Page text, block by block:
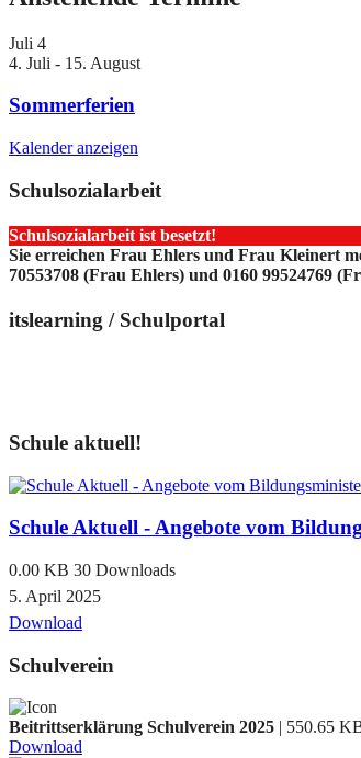
Juli 4
4. Juli - 15. August
Sommerferien
Kalender anzeigen
Schulsozialarbeit
Schulsozialarbeit ist besetzt!
Sie erreichen Frau Ehlers und Frau Kleinert
70553708 (Frau Ehlers) und 0160 99524769
itslearning / Schulportal
Schule aktuell!
Schule Aktuell - Angebote vom
0.00 KB 30 Downloads
5. April 2025
Download
Schulverein
Beitrittserklärung Schulverein 2025 | 550.65
Download